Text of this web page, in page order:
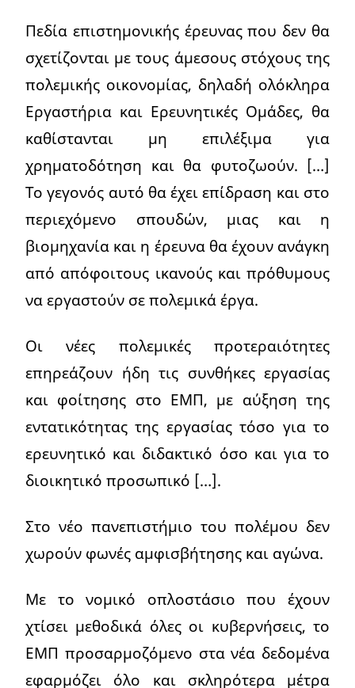
Πεδία επιστημονικής έρευνας που δεν θα
σχετίζονται με τους άμεσους στόχους της
πολεμικής οικονομίας, δηλαδή ολόκληρα
Εργαστήρια και Ερευνητικές Ομάδες, θα
καθίστανται μη επιλέξιμα για
χρηματοδότηση και θα φυτοζωούν. […]
Το γεγονός αυτό θα έχει επίδραση και στο
περιεχόμενο σπουδών, μιας και η
βιομηχανία και η έρευνα θα έχουν ανάγκη
από απόφοιτους ικανούς και πρόθυμους
να εργαστούν σε πολεμικά έργα.
Οι νέες πολεμικές προτεραιότητες
επηρεάζουν ήδη τις συνθήκες εργασίας
και φοίτησης στο ΕΜΠ, με αύξηση της
εντατικότητας της εργασίας τόσο για το
ερευνητικό και διδακτικό όσο και για το
διοικητικό προσωπικό […].
Στο νέο πανεπιστήμιο του πολέμου δεν
χωρούν φωνές αμφισβήτησης και αγώνα.
Με το νομικό οπλοστάσιο που έχουν
χτίσει μεθοδικά όλες οι κυβερνήσεις, το
ΕΜΠ προσαρμοζόμενο στα νέα δεδομένα
εφαρμόζει όλο και σκληρότερα μέτρα